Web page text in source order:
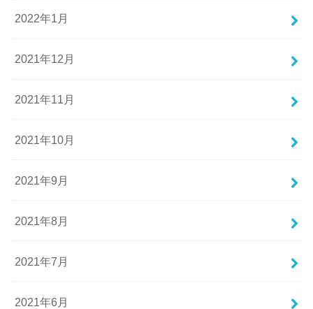
2022年1月
2021年12月
2021年11月
2021年10月
2021年9月
2021年8月
2021年7月
2021年6月